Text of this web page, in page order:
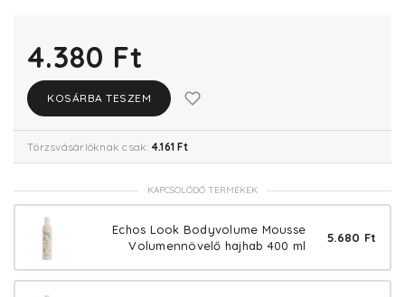
4.380 Ft
KOSÁRBA TESZEM
Törzsvásárlóknak csak: 4.161 Ft
KAPCSOLÓDÓ TERMÉKEK
Echos Look Bodyvolume Mousse
Volumennövelő hajhab 400 ml
5.680 Ft